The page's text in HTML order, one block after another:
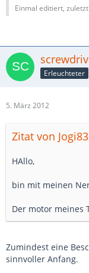
Einmal editiert,
Erleuchteter
5. März 2012
Zitat von
HAllo,
bin mit meinen
Der motor meines
Zumindest eine
sinnvoller Anfang.